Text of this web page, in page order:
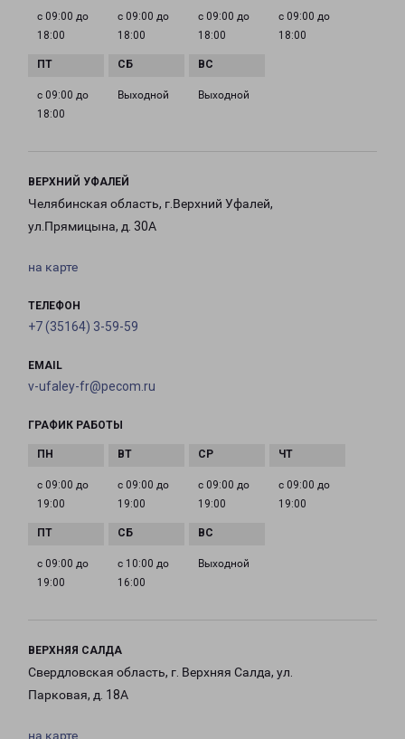
с 09:00 до
18:00
с 09:00 до
18:00
с 09:00 до
18:00
с 09:00 до
18:00
с 09:00 до
18:00
Выходной Выходной
ВЕРХНИЙ УФАЛЕЙ
Челябинская область, г.Верхний Уфалей,
ул.Прямицына, д. 30А
на карте
ТЕЛЕФОН
+7 (35164) 3-59-59
EMAIL
v-ufaley-fr@pecom.ru
ГРАФИК РАБОТЫ
с 09:00 до
19:00
с 09:00 до
19:00
с 09:00 до
19:00
с 09:00 до
19:00
с 09:00 до
19:00
с 10:00 до
16:00
Выходной
ВЕРХНЯЯ САЛДА
Свердловская область, г. Верхняя Салда, ул.
Парковая, д. 18А
на карте